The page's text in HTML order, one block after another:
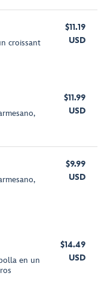
croissant
$11.19
USD
$11.99
USD
$9.99
USD
en un
$14.49
USD